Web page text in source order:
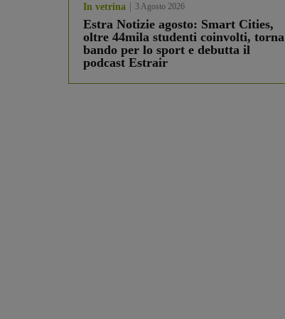
In vetrina 3 Agosto 2026
Estra Notizie agosto: Smart Cities,
oltre 44mila studenti coinvolti,
bando per lo sport e debutta il
podcast Estrair